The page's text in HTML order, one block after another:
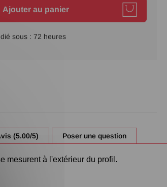
Ajouter au panier
sous : 72 heures
mesurent à l'extérieur du profil.
(5.00/5) Poser une question